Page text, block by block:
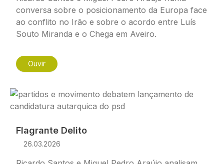
conversa sobre o posicionamento da Europa face
ao conflito no Irão e sobre o acordo entre Luís
Souto Miranda e o Chega em Aveiro.
Ouvir
Imagem
Flagrante Delito
26.03.2026